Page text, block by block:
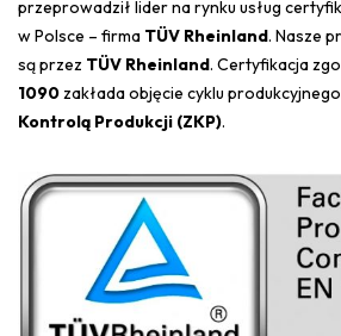
przeprowadził lider na rynku usług
w Polsce – firma TÜV Rheinland. Nasze
są przez TÜV Rheinland. Certyfikacja
1090zakłada objęcie cyklu
Kontrolą Produkcji (ZKP).